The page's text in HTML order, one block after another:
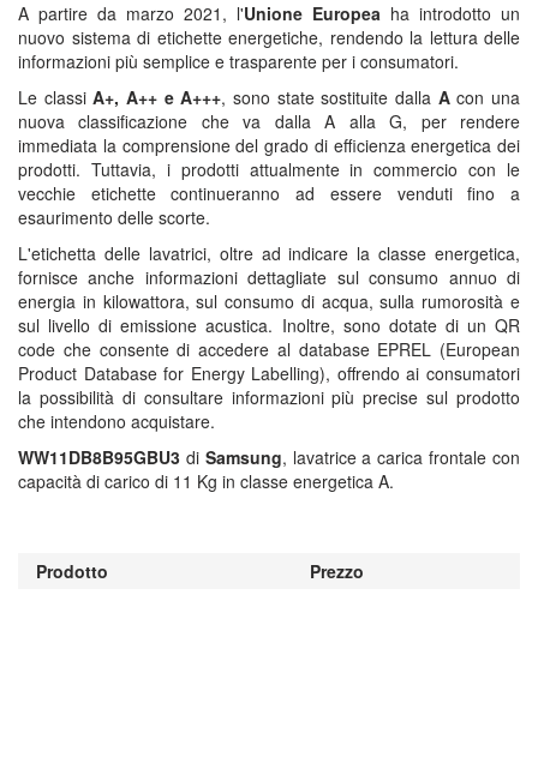
A partire da marzo 2021, l'Unione Europea ha introdotto un
nuovo sistema di etichette energetiche, rendendo la lettura delle
informazioni più semplice e trasparente per i consumatori.
Le classiA+, A++ e A+++, sono state sostituite dalla Acon una
nuova classificazione che va dalla A alla G, per rendere
immediata la comprensione del grado di efficienza energetica dei
prodotti. Tuttavia, i prodotti attualmente in commercio con le
vecchie etichette continueranno ad essere venduti fino a
esaurimento delle scorte.
L'etichetta delle lavatrici, oltre ad indicare la classe energetica,
fornisce anche informazioni dettagliate sul consumo annuo di
energia in kilowattora, sul consumo di acqua, sulla rumorosità e
sul livello di emissione acustica. Inoltre, sono dotate di un QR
code che consente di accedere al database EPREL (European
Product Database for Energy Labelling), offrendo ai consumatori
la possibilità di consultare informazioni più precise sul prodotto
che intendono acquistare.
WW11DB8B95GBU3 di Samsung, lavatrice a carica frontale con
capacità di carico di 11 Kg in classe energetica A.
Prodotto Prezzo